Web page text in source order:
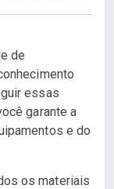
de
essas
garante a
e do
os materiais